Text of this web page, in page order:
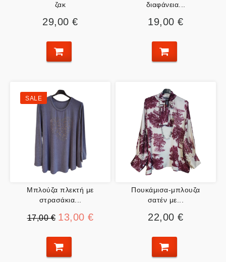
ζακ
29,00 €
διαφάνεια...
19,00 €
SALE
Μπλούζα πλεκτή με
στρασάκια...
17,00 € 13,00 €
Πουκάμισα-μπλουζα
σατέν με...
22,00 €